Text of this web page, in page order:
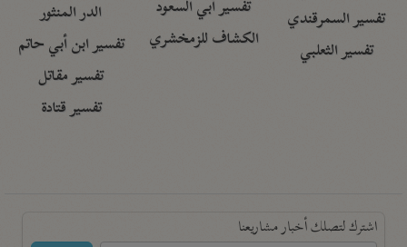
تفسير السمرقندي
تفسير الثعلبي
تفسير أبي السعود
الكشاف للزمخشري
الدر المنثور
تفسير ابن أبي حاتم
تفسير مقاتل
تفسير قتادة
اشترك لتصلك أخبار مشاريعنا